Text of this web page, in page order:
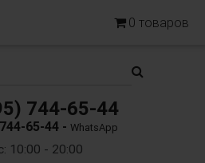
0 товаров
744-65-44
65-44 - WhatsApp
10:00 - 20:00